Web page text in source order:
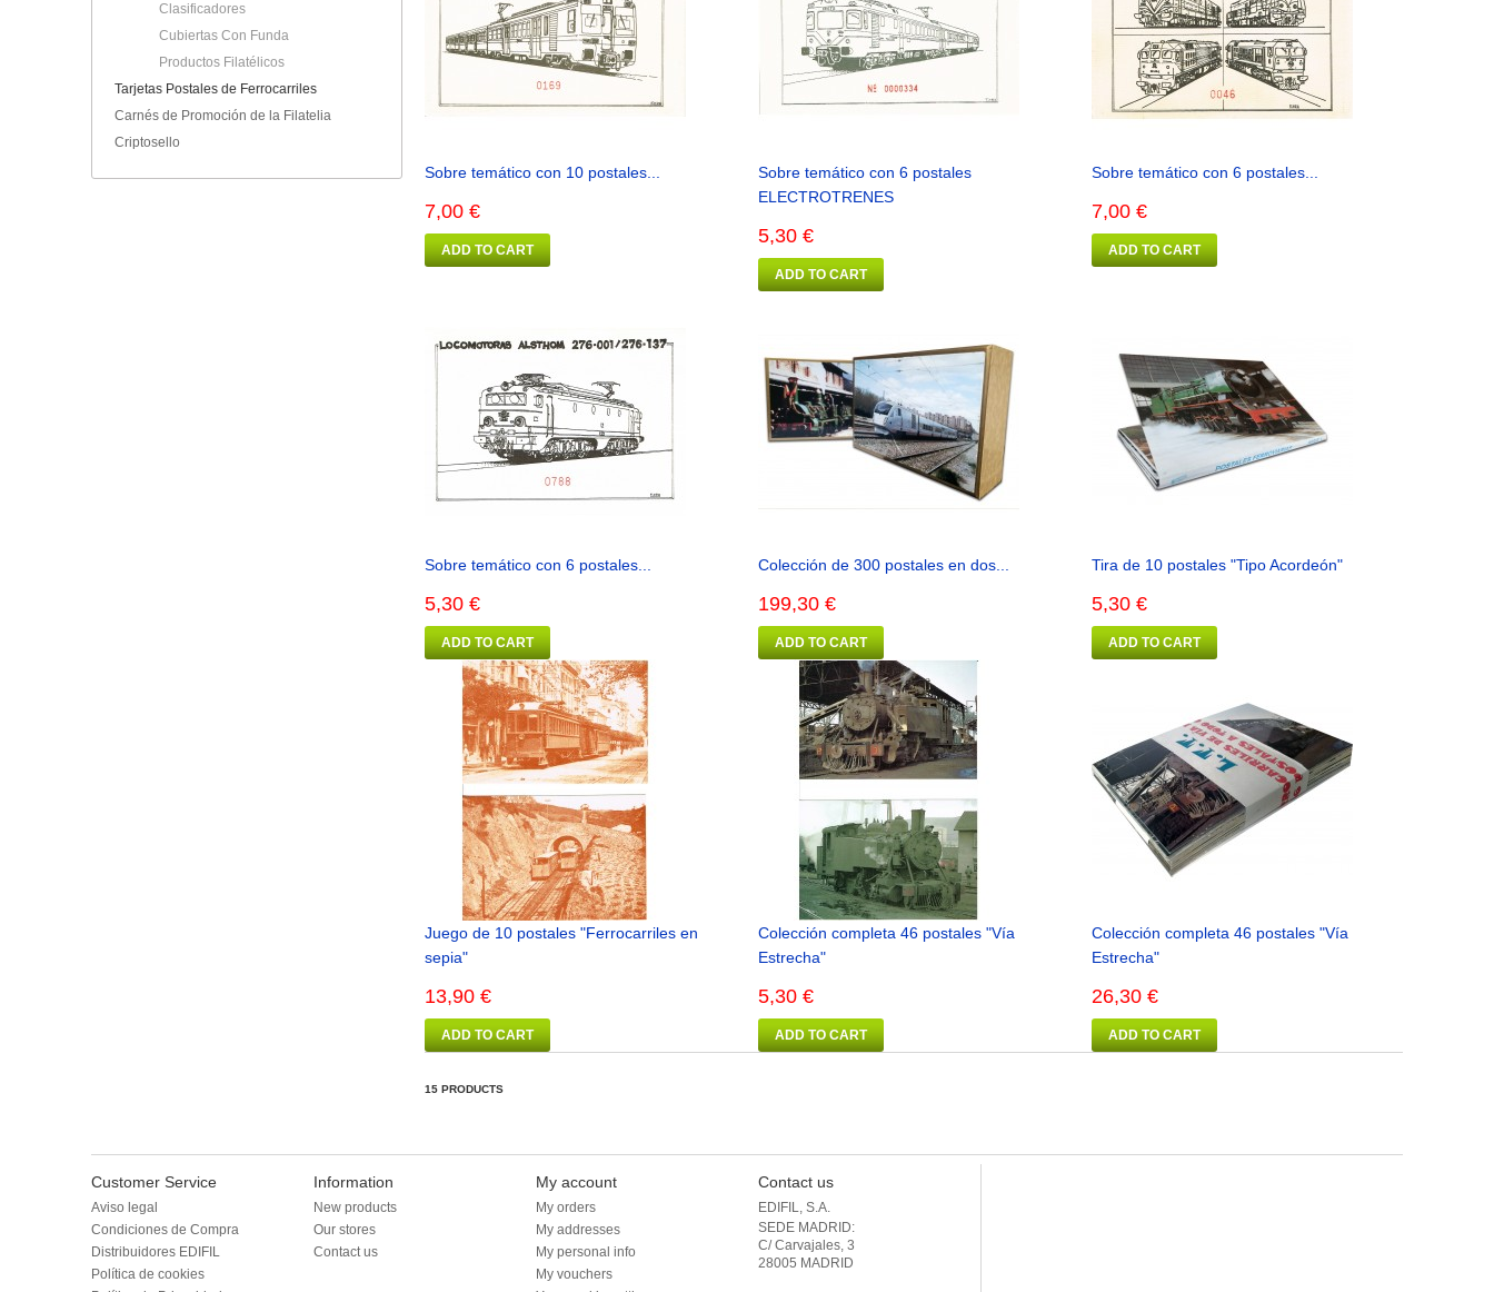
Clasificadores
Cubiertas Con Funda
Productos Filatélicos
Tarjetas Postales de Ferrocarriles
Carnés de Promoción de la Filatelia
Criptosello
Sobre temático con 10 postales...
7,00 €
ADD TO CART
Sobre temático con 6 postales
ELECTROTRENES
5,30 €
ADD TO CART
Sobre temático con 6 postales...
7,00 €
ADD TO CART
Sobre temático con 6 postales...
5,30 €
ADD TO CART
Colección de 300 postales en dos...
199,30 €
ADD TO CART
Tira de 10 postales "Tipo Acordeón"
5,30 €
ADD TO CART
Juego de 10 postales "Ferrocarriles en
sepia"
13,90 €
ADD TO CART
Colección completa 46 postales "Vía
Estrecha"
5,30 €
ADD TO CART
Colección completa 46 postales "Vía
Estrecha"
26,30 €
ADD TO CART
15 PRODUCTS
Customer Service
Aviso legal
Condiciones de Compra
Distribuidores EDIFIL
Política de cookies
Information
New products
Our stores
Contact us
My account
My orders
My addresses
My personal info
My vouchers
Contact us
EDIFIL, S.A.
SEDE MADRID:
C/ Carvajales, 3
28005 MADRID